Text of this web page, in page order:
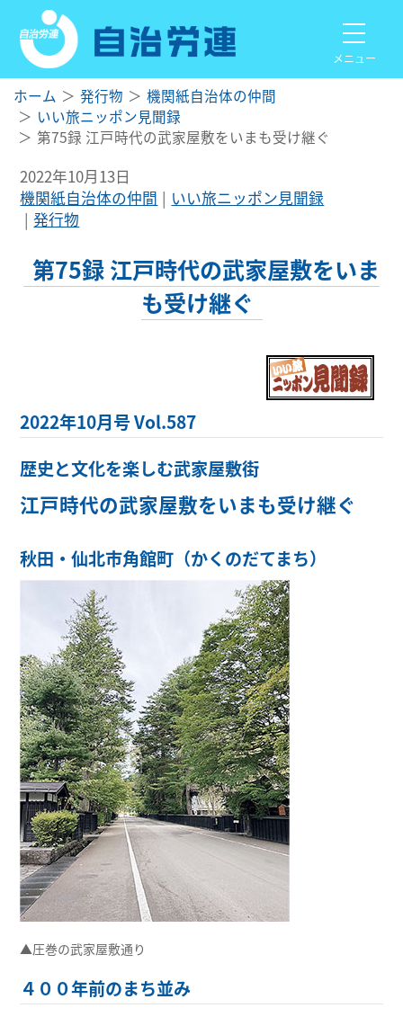
メニュー
ホーム 発行物
機関紙自治体の仲間
いい旅ニッポン見聞録
第75録 江戸時代の武家屋敷をいまも受け継ぐ
2022年10月13日
機関紙自治体の仲間
いい旅ニッポン見聞録
発行物
第75録 江戸時代の武家屋敷をいま
も受け継ぐ
2022年10月号 Vol.587
歴史と文化を楽しむ武家屋敷街
江戸時代の武家屋敷をいまも受け継ぐ
秋田・仙北市角館町（かくのだてまち）
▲圧巻の武家屋敷通り
４００年前のまち並み